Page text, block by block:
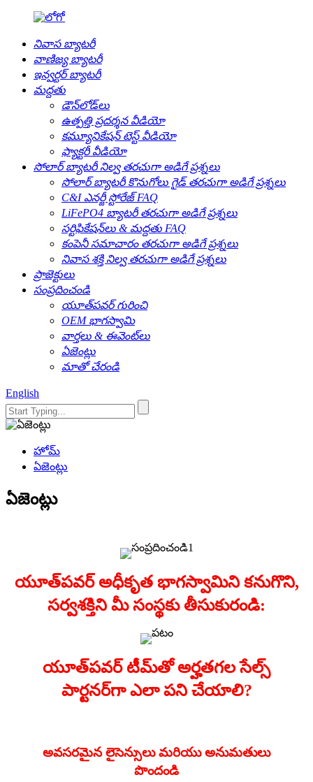
నివాస బ్యాటరీ
వాణిజ్య బ్యాటరీ
ఇన్వర్టర్ బ్యాటరీ
మద్దతు
డౌన్‌లోడ్‌లు
ఉత్పత్తి ప్రదర్శన వీడియో
కమ్యూనికేషన్ టెస్ట్ వీడియో
ఫ్యాక్టరీ వీడియో
సోలార్ బ్యాటరీ నిల్వ తరచుగా అడిగే ప్రశ్నలు
సోలార్ బ్యాటరీ కొనుగోలు గైడ్ తరచుగా అడిగే ప్రశ్నలు
C&I ఎనర్జీ స్టోరేజ్ FAQ
LiFePO4 బ్యాటరీ తరచుగా అడిగే ప్రశ్నలు
సర్టిఫికేషన్‌లు & మద్దతు FAQ
కంపెనీ సమాచారం తరచుగా అడిగే ప్రశ్నలు
నివాస శక్తి నిల్వ తరచుగా అడిగే ప్రశ్నలు
ప్రాజెక్టులు
సంప్రదించండి
యూత్‌పవర్ గురించి
OEM భాగస్వామి
వార్తలు & ఈవెంట్‌లు
ఏజెంట్లు
మాతో చేరండి
English
హోమ్
ఏజెంట్లు
ఏజెంట్లు
యూత్‌పవర్ అధీకృత భాగస్వామిని కనుగొని,
సర్వశక్తిని మీ సంస్థకు తీసుకురండి:
యూత్‌పవర్ టీమ్‌తో అర్హతగల సేల్స్
పార్టనర్‌గా ఎలా పని చేయాలి?
అవసరమైన లైసెన్సులు మరియు అనుమతులు
పొందండి